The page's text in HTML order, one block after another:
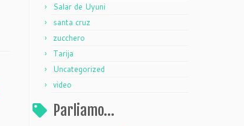
Salar de Uyuni
santa cruz
zucchero
Tarija
Uncategorized
video
Parliamo…